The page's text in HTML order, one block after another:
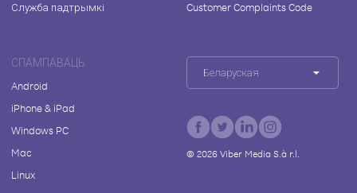
Служба падтрымкі
Customer Complaints Code
СПАМПАВАЦЬ
Android
iPhone & iPad
Windows PC
Mac
Linux
Беларуская
© 2026Viber Media S.à r.l.